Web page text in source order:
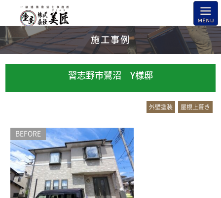
施工事例
習志野市鷺沼 Y様邸
外壁塗装 屋根上葺き
BEFORE